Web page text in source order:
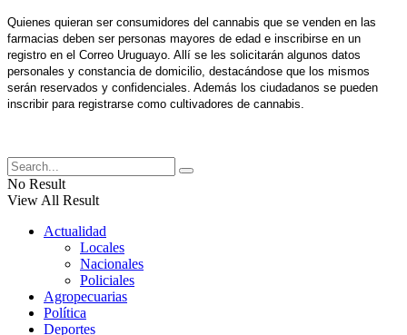
Quienes quieran ser consumidores del cannabis que se venden en las
farmacias deben ser personas mayores de edad e inscribirse en un
registro en el Correo Uruguayo. Allí se les solicitarán algunos datos
personales y constancia de domicilio, destacándose que los mismos
serán reservados y confidenciales. Además los ciudadanos se pueden
inscribir para registrarse como cultivadores de cannabis.
No Result
View All Result
Actualidad
Locales
Nacionales
Policiales
Agropecuarias
Política
Deportes